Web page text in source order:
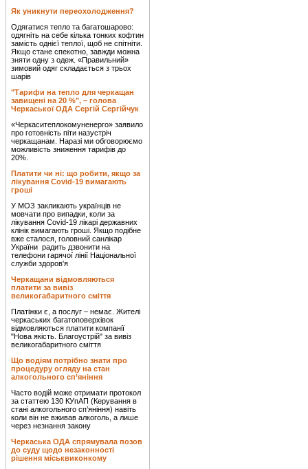
Як уникнути переохолодження?
Одягатися тепло та багатошарово:
одягніть на себе кілька тонких кофтин
замість однієї теплої, щоб не спітніти.
Якщо стане спекотно, завжди можна
зняти одну з одеж. «Правильний»
зимовий одяг складається з трьох
шарів
"Тарифи на тепло для черкащан
завищені на 20 %", – голова
Черкаської ОДА Сергій Сергійчук
«Черкаситеплокомуненерго» заявило
про готовність піти назустріч
черкащанам. Наразі ми обговорюємо
можливість зниження тарифів до
20%.
Платити чи ні: що робити, якщо за
лікування Covid-19 вимагають
гроші
У МОЗ закликають українців не
мовчати про випадки, коли за
лікування Covid-19 лікарі державних
клінік вимагають гроші. Якщо подібне
вже сталося, головний санлікар
України радить дзвонити на
телефони гарячої лінії Національної
служби здоров'я
Черкащани відмовляються
платити за вивіз
великогабаритного сміття
Платіжки є, а послуг – немає. Жителі
черкаських багатоповерхівок
відмовляються платити компанії
"Нова якість. Благоустрій" за вивіз
великогабаритного сміття
Що водіям потрібно знати про
процедуру огляду на стан
алкогольного сп’яніння
Часто водій може отримати протокол
за статтею 130 КУпАП (Керування в
стані алкогольного сп’яніння) навіть
коли він не вживав алкоголь, а лише
через незнання закону
Черкаська ОДА спрямувала позов
до суду щодо незаконності
рішення міськвиконкому